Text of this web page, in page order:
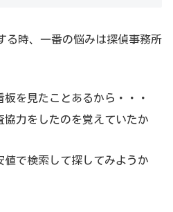
る時、一番の悩みは探偵事務所
を見たことあるから・・・
協力をしたのを覚えていたか
値で検索して探してみようか